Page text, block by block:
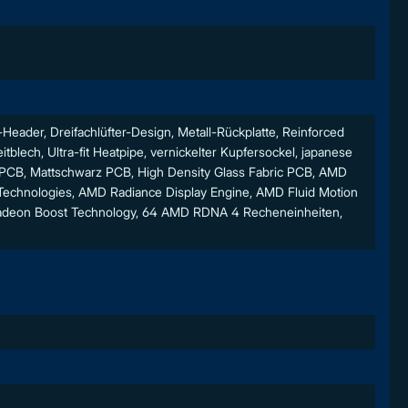
Dreifachlüfter-Design, Metall-Rückplatte, Reinforced
Ultra-fit Heatpipe, vernickelter Kupfersockel, japanese
Mattschwarz PCB, High Density Glass Fabric PCB, AMD
AMD Radiance Display Engine, AMD Fluid Motion
Boost Technology, 64 AMD RDNA 4 Recheneinheiten,